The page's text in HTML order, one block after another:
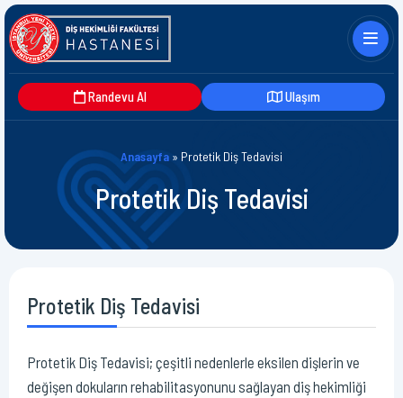
Randevu Al Ulaşım
Anasayfa » Protetik Diş Tedavisi
Protetik Diş Tedavisi
Protetik Diş Tedavisi
Protetik Diş Tedavisi; çeşitli nedenlerle eksilen dişlerin ve
değişen dokuların rehabilitasyonunu sağlayan diş hekimliği